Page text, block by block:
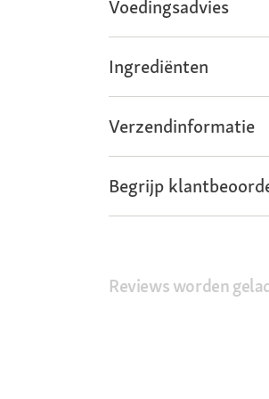
Voedingsadvies
Ingrediënten
Verzendinformatie
Begrijp
Reviews worden